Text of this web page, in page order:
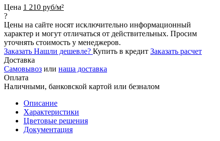
Цена 1 210 руб/м²
?
Цены на сайте носят исключительно информационный
характер и могут отличаться от действительных. Просим
уточнять стоимость у менеджеров.
Заказать Нашли дешевле? Купить в кредит Заказать расчет
Доставка
Самовывоз или наша доставка
Оплата
Наличными, банковской картой или безналом
Описание
Характеристики
Цветовые решения
Документация